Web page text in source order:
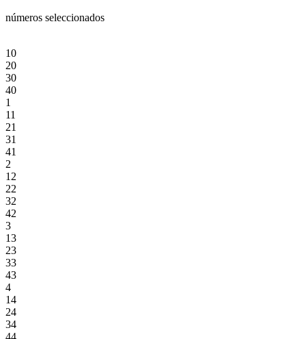
números seleccionados
10
20
30
40
1
11
21
31
41
2
12
22
32
42
3
13
23
33
43
4
14
24
34
44